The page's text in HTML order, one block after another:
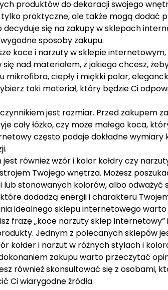
produktów do dekoracji swojego
praktyczne, ale także mogą dodać
decyduje się na zakupy w sklepach
sposoby zakupu.
koce i narzuty w sklepie
nad materiałem, z jakiego chcesz,
mikrofibra, ciepły i miękki polar,
taki materiał, który będzie Ci
jest rozmiar. Przed zakupem
cały łóżko, czy może małego koca,
często podaje dokładne wymiary
również wzór i kolor kołdry czy
Twojego wnętrza. Możesz
lub stonowanych kolorów, albo odważyć
dodadzą energii i charakteru
idealnego sklepu internetowego
frazę „koce narzuty sklep
Jednym z polecanych sklepów
kołder i narzut w różnych stylach i
zakupu warto przeczytać
również skonsultować się z osobami,
Ci wiarygodne źródła.